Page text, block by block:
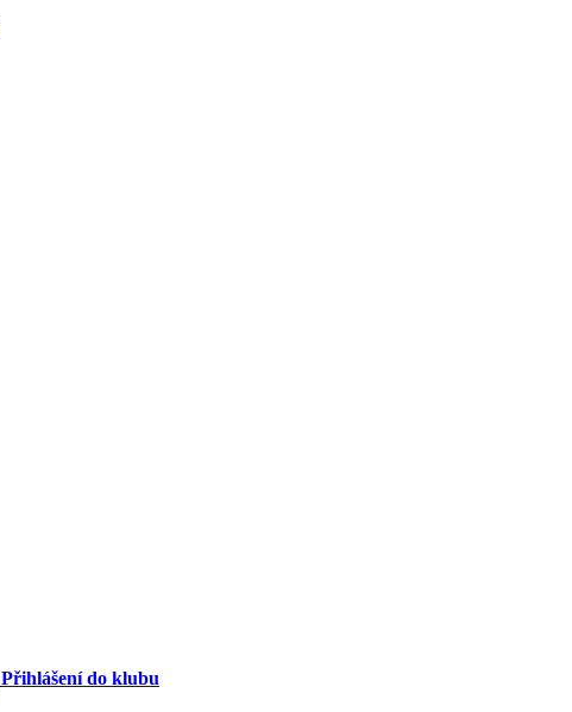
Přihlášení do klubu